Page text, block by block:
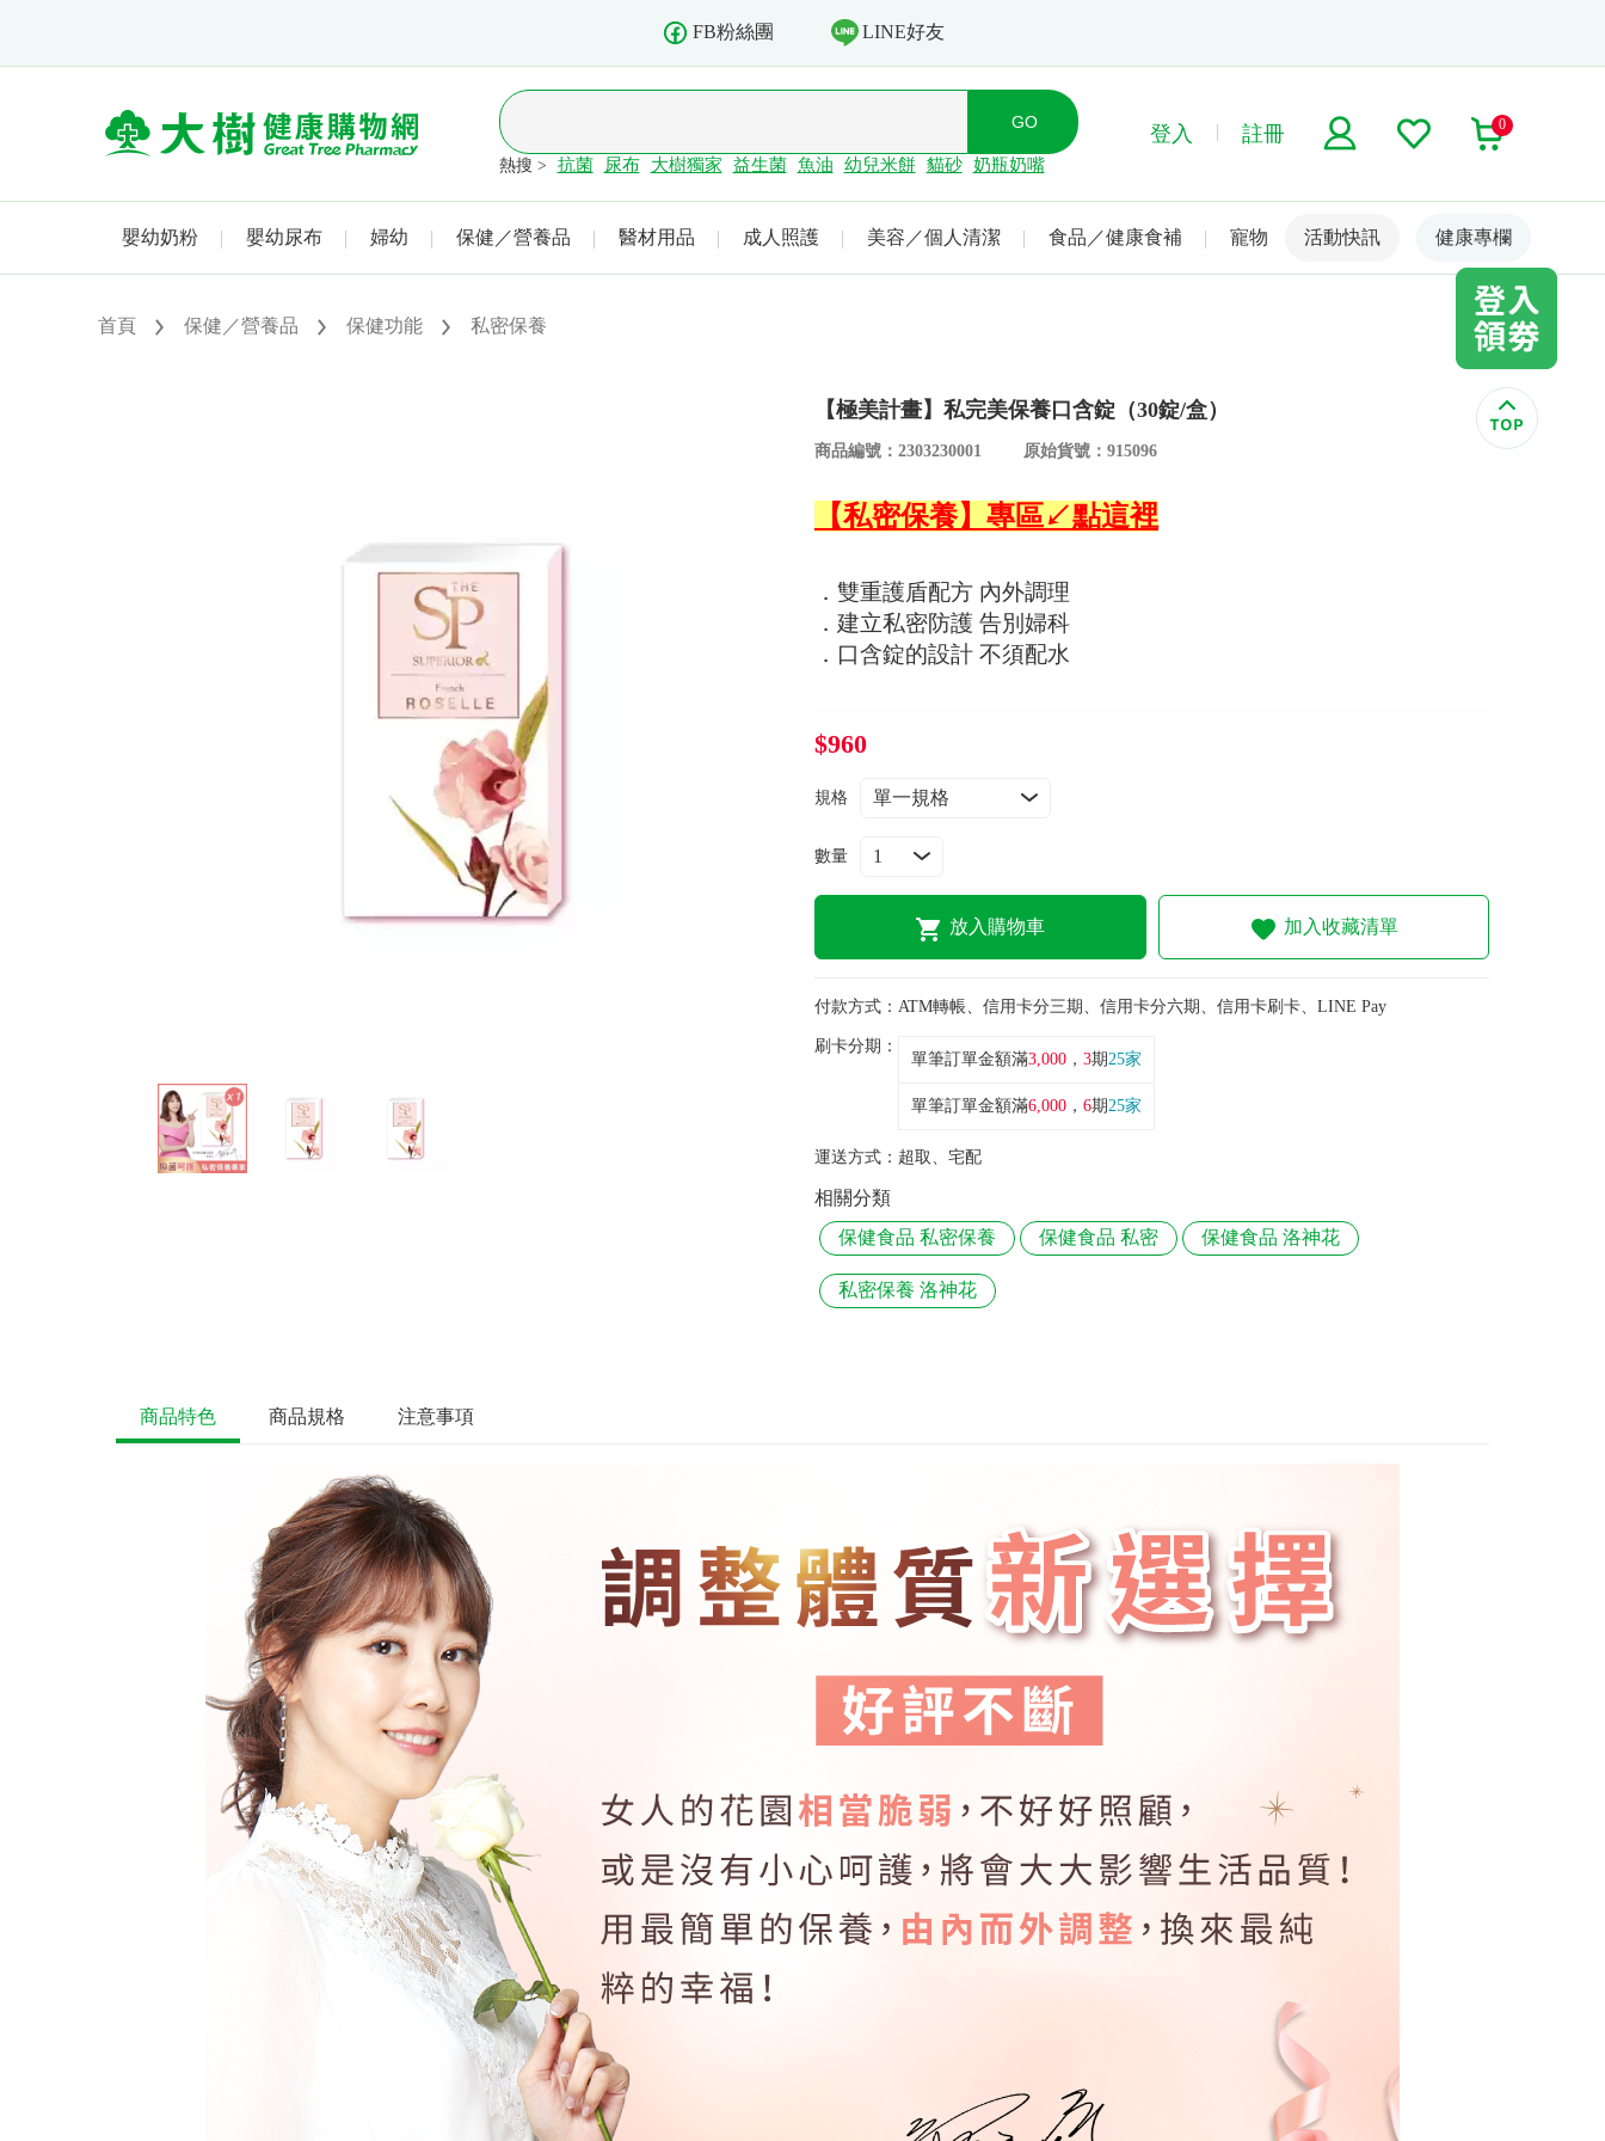
FB粉絲團 LINE好友
熱搜 > 抗菌 尿布 大樹獨家 益生菌 魚油 幼兒米餅 貓砂 奶瓶奶嘴
登入 註冊 0
嬰幼奶粉 嬰幼尿布 婦幼 保健／營養品 醫材用品 成人照護 美容／個人清潔 食品／健康食補 寵物 名人嚴選
活動快訊 健康專欄
首頁 保健／營養品 保健功能 私密保養
【極美計畫】私完美保養口含錠（30錠/盒）
商品編號：2303230001 原始貨號：915096
【私密保養】專區↙點這裡
．雙重護盾配方 內外調理
．建立私密防護 告別婦科
．口含錠的設計 不須配水
$960
規格
數量
放入購物車 加入收藏清單
付款方式： ATM轉帳、信用卡分三期、信用卡分六期、信用卡刷卡、LINE Pay
刷卡分期：
單筆訂單金額滿3,000 ， 3期25家
單筆訂單金額滿6,000 ， 6期25家
運送方式： 超取、宅配
相關分類
保健食品 私密保養
保健食品 私密 保健食品 洛神花
私密保養 洛神花
商品特色 商品規格 注意事項